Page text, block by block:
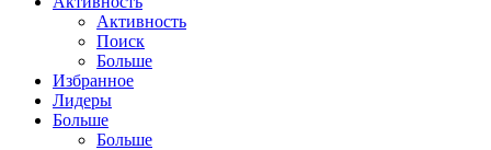
Активность
Поиск
Больше
Избранное
Лидеры
Больше
Больше